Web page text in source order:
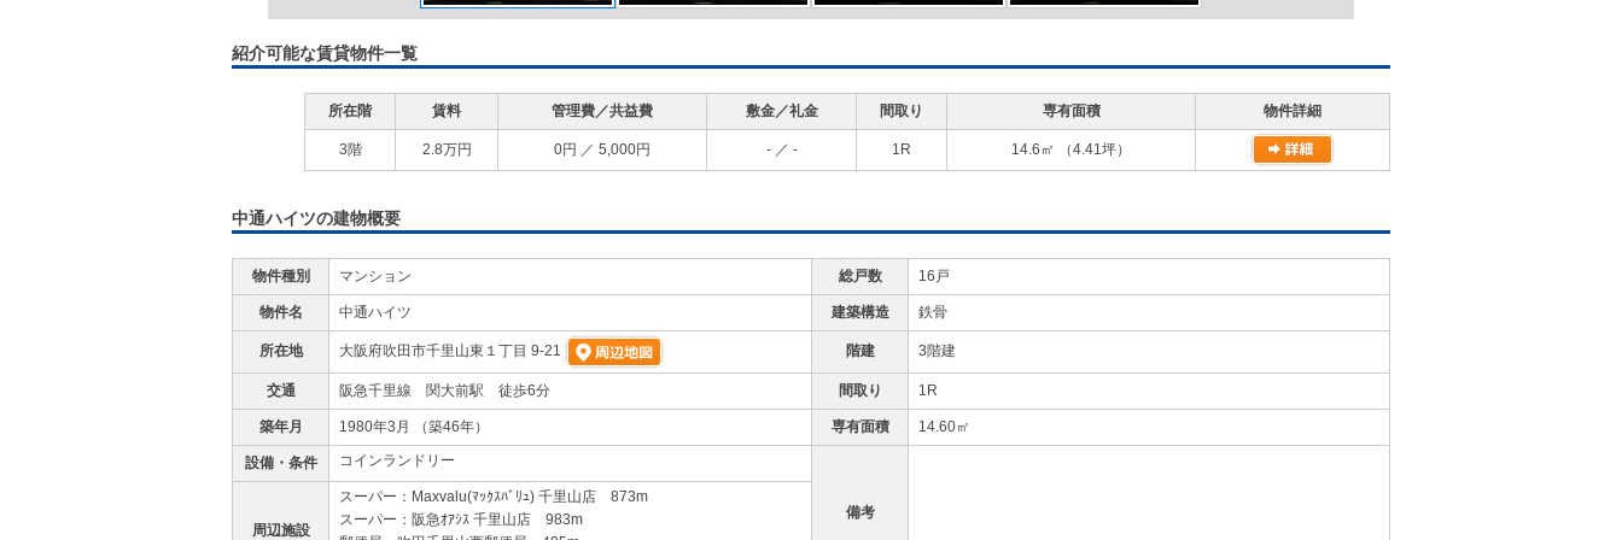
紹介可能な賃貸物件一覧
所在階 賃料 管理費／共益費 敷金／礼金 間取り 専有面積 物件詳細
3階 2.8万円 0円 ／ 5,000円 -／ - 1R 14.6㎡ （4.41坪）
中通ハイツの建物概要
物件種別 マンション 総戸数 16戸
物件名 中通ハイツ 建築構造 鉄骨
所在地 大阪府吹田市千里山東１丁目 9-21 階建 3階建
交通 阪急千里線 関大前駅 徒歩6分 間取り 1R
築年月 1980年3月 （築46年） 専有面積 14.60㎡
設備・条件 コインランドリー
備考
周辺施設
スーパー：Maxvalu(ﾏｯｸｽﾊﾞﾘｭ) 千里山店 873m
スーパー：阪急ｵｱｼｽ 千里山店 983m